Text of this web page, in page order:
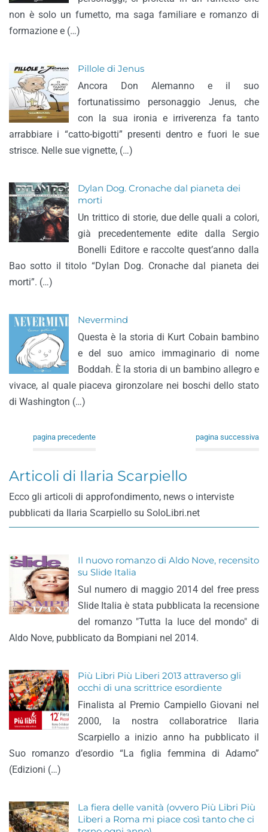
non è solo un fumetto, ma saga familiare e romanzo di
formazione e (…)
Pillole di Jenus
Ancora Don Alemanno e il suo
fortunatissimo personaggio Jenus, che
con la sua ironia e irriverenza fa tanto
arrabbiare i “catto-bigotti” presenti dentro e fuori le sue
strisce. Nelle sue vignette, (…)
Dylan Dog. Cronache dal pianeta dei
morti
Un trittico di storie, due delle quali a colori,
già precedentemente edite dalla Sergio
Bonelli Editore e raccolte quest’anno dalla
Bao sotto il titolo “Dylan Dog. Cronache dal pianeta dei
morti”. (…)
Nevermind
Questa è la storia di Kurt Cobain bambino
e del suo amico immaginario di nome
Boddah. È la storia di un bambino allegro e
vivace, al quale piaceva gironzolare nei boschi dello stato
di Washington (…)
pagina precedente pagina successiva
Articoli di Ilaria Scarpiello
Ecco gli articoli di approfondimento, news o interviste
pubblicati da Ilaria Scarpiello su SoloLibri.net
Il nuovo romanzo di Aldo Nove, recensito
su Slide Italia
Sul numero di maggio 2014 del free press
Slide Italia è stata pubblicata la recensione
del romanzo "Tutta la luce del mondo" di
Aldo Nove, pubblicato da Bompiani nel 2014.
Più Libri Più Liberi 2013 attraverso gli
occhi di una scrittrice esordiente
Finalista al Premio Campiello Giovani nel
2000, la nostra collaboratrice Ilaria
Scarpiello a inizio anno ha pubblicato il
Suo romanzo d’esordio “La figlia femmina di Adamo”
(Edizioni (…)
La fiera delle vanità (ovvero Più Libri Più
Liberi a Roma mi piace così tanto che ci